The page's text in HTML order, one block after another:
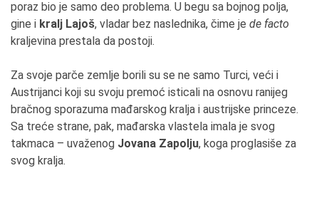
poraz bio je samo deo problema. U begu sa bojnog polja,
gine i kralj Lajoš, vladar bez naslednika, čime je de facto
kraljevina prestala da postoji.
Za svoje parče zemlje borili su se ne samo Turci, veći i
Austrijanci koji su svoju premoć isticali na osnovu ranijeg
bračnog sporazuma mađarskog kralja i austrijske princeze.
Sa treće strane, pak, mađarska vlastela imala je svog
takmaca – uvaženog Jovana Zapolju, koga proglasiše za
svog kralja.